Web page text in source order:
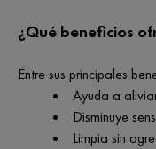
¿Qué beneficios
Entre sus principales
Ayuda a
Disminuye
Limpia sin